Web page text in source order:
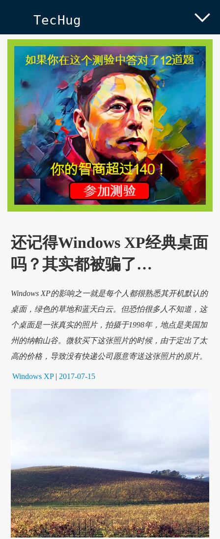
TecHug
还记得Windows XP经典桌面
吗？其实都被骗了…
Windows XP的影响之一就是每个人都很熟悉其开机默认的
桌面，绿色的草地和蓝天白云。但恐怕很多人不知道，这
个桌面是一张真实的照片，拍摄于1998年，地点是美国加
州的纳帕山谷。微软买下这张照片的时候，由于定出了太
高的价格，导致没有快递公司愿意寄送这张照片的原片。
Windows XP | 2017-07-15